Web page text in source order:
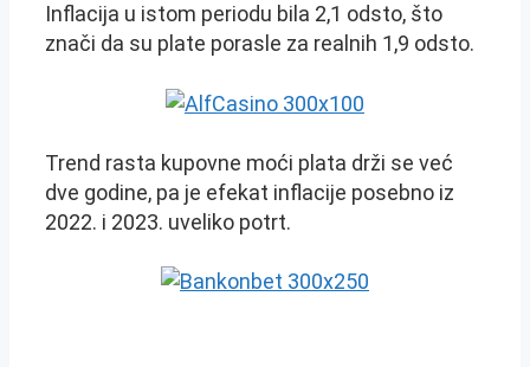
Inflacija u istom periodu bila 2,1 odsto, što
znači da su plate porasle za realnih 1,9 odsto.
Trend rasta kupovne moći plata drži se već
dve godine, pa je efekat inflacije posebno iz
2022. i 2023. uveliko potrt.